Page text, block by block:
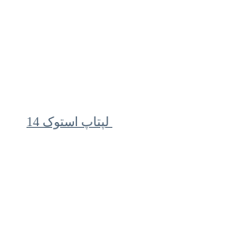
لپتاپ استوک 14